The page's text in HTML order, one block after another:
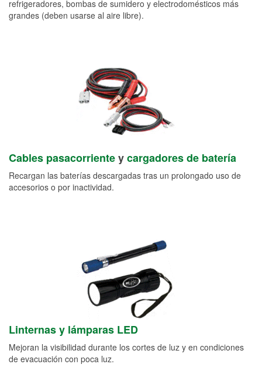
refrigeradores, bombas de sumidero y electrodomésticos más
grandes (deben usarse al aire libre).
Cables pasacorrienteycargadores de batería
Recargan las baterías descargadas tras un prolongado uso de
accesorios o por inactividad.
Linternas y lámparas LED
Mejoran la visibilidad durante los cortes de luz y en condiciones
de evacuación con poca luz.